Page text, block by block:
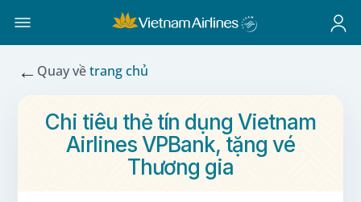
← Quay vềtrang chủ
Chi tiêu thẻ tín dụng Vietnam
Airlines VPBank, tặng vé
Thương gia